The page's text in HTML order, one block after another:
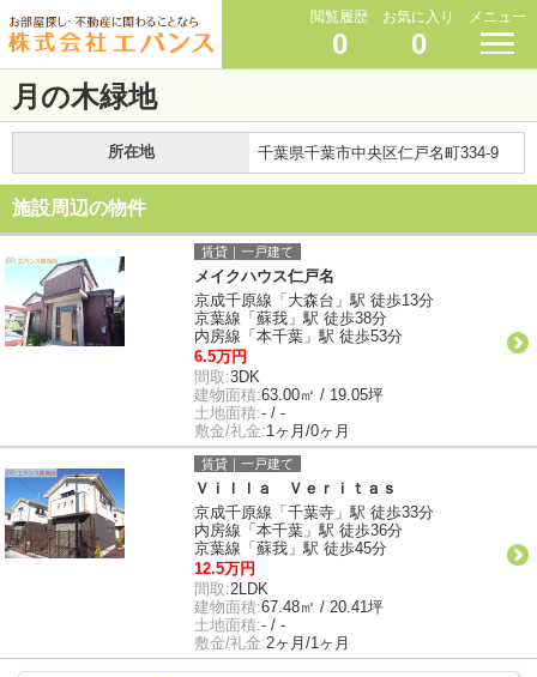
閲覧履歴
0
お気に入り
0
メニュー
月の木緑地
所在地 千葉県千葉市中央区仁戸名町334-9
施設周辺の物件
賃貸｜一戸建て
メイクハウス仁戸名
京成千原線「大森台」駅 徒歩13分
京葉線「蘇我」駅 徒歩38分
内房線「本千葉」駅 徒歩53分
6.5万円
間取:3DK
建物面積:63.00㎡ / 19.05坪
土地面積:- / -
敷金/礼金:1ヶ月/0ヶ月
賃貸｜一戸建て
Ｖｉｌｌａ Ｖｅｒｉｔａｓ
京成千原線「千葉寺」駅 徒歩33分
内房線「本千葉」駅 徒歩36分
京葉線「蘇我」駅 徒歩45分
12.5万円
間取:2LDK
建物面積:67.48㎡ / 20.41坪
土地面積:- / -
敷金/礼金:2ヶ月/1ヶ月